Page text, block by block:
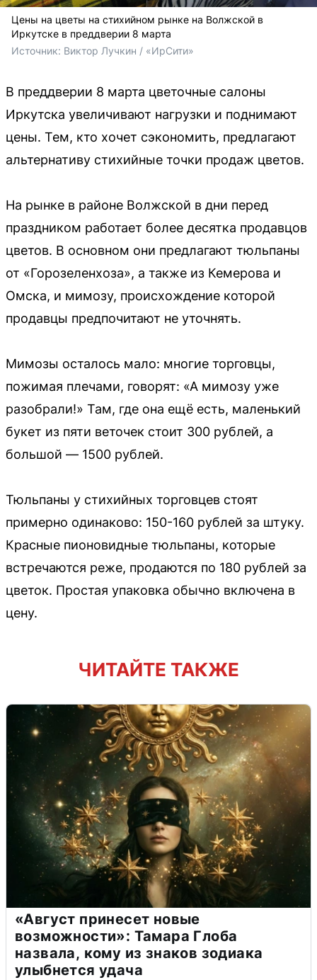
Цены на цветы на стихийном рынке на Волжской в
Иркутске в преддверии 8 марта
Источник: Виктор Лучкин / «ИрСити»
В преддверии 8 марта цветочные салоны
Иркутска увеличивают нагрузки и поднимают
цены. Тем, кто хочет сэкономить, предлагают
альтернативу стихийные точки продаж цветов.
На рынке в районе Волжской в дни перед
праздником работает более десятка продавцов
цветов. В основном они предлагают тюльпаны
от «Горозеленхоза», а также из Кемерова и
Омска, и мимозу, происхождение которой
продавцы предпочитают не уточнять.
Мимозы осталось мало: многие торговцы,
пожимая плечами, говорят: «А мимозу уже
разобрали!» Там, где она ещё есть, маленький
букет из пяти веточек стоит 300 рублей, а
большой — 1500 рублей.
Тюльпаны у стихийных торговцев стоят
примерно одинаково: 150-160 рублей за штуку.
Красные пионовидные тюльпаны, которые
встречаются реже, продаются по 180 рублей за
цветок. Простая упаковка обычно включена в
цену.
ЧИТАЙТЕ ТАКЖЕ
«Август принесет новые
возможности»: Тамара Глоба
назвала, кому из знаков зодиака
улыбнется удача